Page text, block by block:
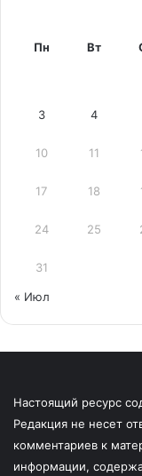
Пн Вт
3 4
10 11
17 18
24 25
31
« Июл
Настоящий ресурс
Редакция не несет
комментариев к
информации,